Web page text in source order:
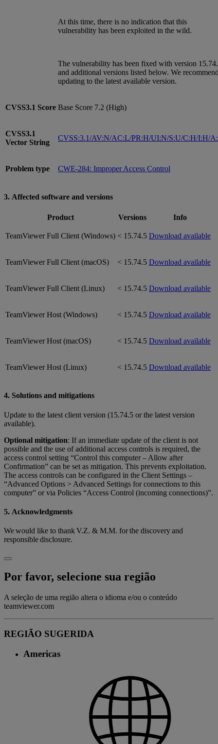
At this time, there is no indication that this
vulnerability has been exploited in the wild.
The vulnerability has been fixed with version
and additional versions listed below. We
updating to the latest available version.
CVSS3.1 Score Base Score 7.2 (High)
CVSS3.1
Vector String
CVSS:3.1/AV:N/AC:L/PR:H/UI:N/S:U/C:H/I:H/
Problem type CWE-284: Improper Access Control
3. Affected software and versions
Product Versions Info
TeamViewer Full Client (Windows) < 15.74.5 Download available
TeamViewer Full Client (macOS) < 15.74.5 Download available
TeamViewer Full Client (Linux) < 15.74.5 Download available
TeamViewer Host (Windows) < 15.74.5 Download available
TeamViewer Host (macOS) < 15.74.5 Download available
TeamViewer Host (Linux) < 15.74.5 Download available
4. Solutions and mitigations
Update to the latest client version (15.74.5 or the latest version
available).
Optional mitigation: If an immediate update of the client is not
possible and the use of additional access controls is required, the
access control setting “Control this computer – Allow after
Confirmation” can be set as mitigation. This prevents exploitation.
The access controls can be configured in the Client Settings –
“Advanced Options > Advanced Settings for connections to this
computer” or via Policies “Access Control (incoming connections)”.
5. Acknowledgments
We would like to thank V.Z. & M.M. for the discovery and
responsible disclosure.
Por favor, selecione sua região
A seleção de uma região altera o idioma e/ou o conteúdo
teamviewer.com
REGIÃO SUGERIDA
Americas